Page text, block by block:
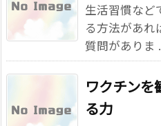
生活習慣など
る方法があれ
質問がありま
ワクチンを
る力